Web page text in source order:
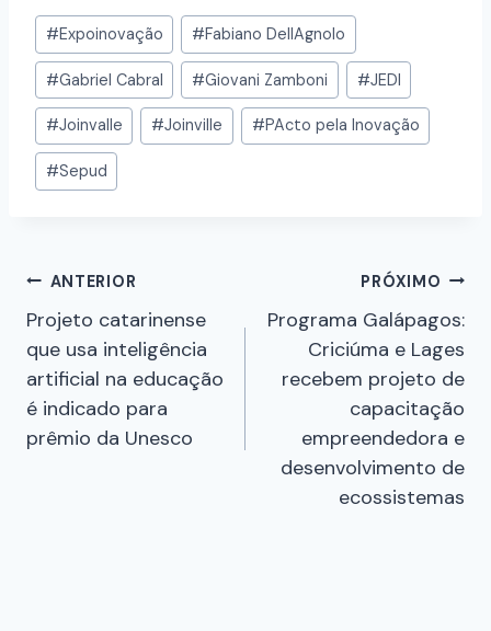
#Expoinovação #Fabiano DellAgnolo
#Gabriel Cabral #Giovani Zamboni #JEDI
#Joinvalle #Joinville #PActo pela Inovação
#Sepud
ANTERIOR
Projeto catarinense
que usa inteligência
artificial na educação
é indicado para
prêmio da Unesco
PRÓXIMO
Programa Galápagos:
Criciúma e Lages
recebem projeto de
capacitação
empreendedora e
desenvolvimento de
ecossistemas